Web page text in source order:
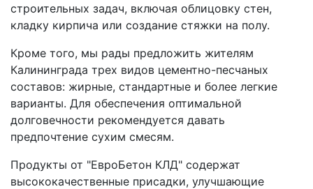
строительных задач, включая облицовку стен,
кладку кирпича или создание стяжки на полу.
Кроме того, мы рады предложить жителям
Калининграда трех видов цементно-песчаных
составов: жирные, стандартные и более легкие
варианты. Для обеспечения оптимальной
долговечности рекомендуется давать
предпочтение сухим смесям.
Продукты от "ЕвроБетон КЛД" содержат
высококачественные присадки, улучшающие